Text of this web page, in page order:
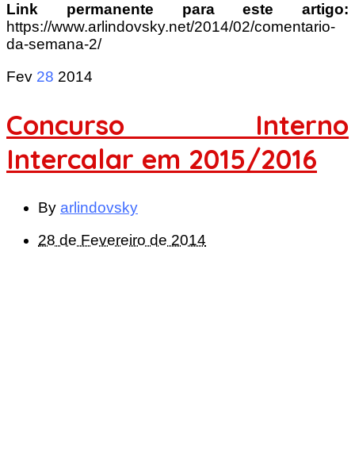
Link permanente para este artigo:
https://www.arlindovsky.net/2014/02/comentario-
da-semana-2/
Fev 28 2014
Concurso Interno
Intercalar em 2015/2016
By arlindovsky
28 de Fevereiro de 2014